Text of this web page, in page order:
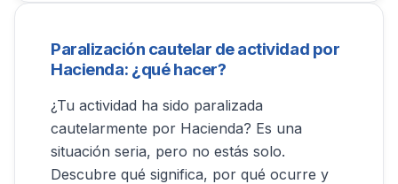
Paralización cautelar de actividad por
Hacienda: ¿qué hacer?
¿Tu actividad ha sido paralizada
cautelarmente por Hacienda? Es una
situación seria, pero no estás solo.
Descubre qué significa, por qué ocurre y